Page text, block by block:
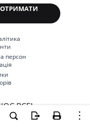
ОТРИМАТИ
персон
ВСЕ!